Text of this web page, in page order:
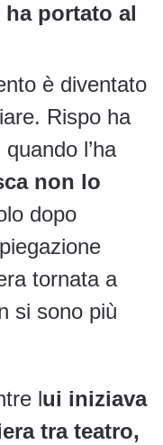
portato al
è diventato
Rispo ha
l’ha
non lo
dopo
tornata a
si sono più
lui iniziava
tra teatro,